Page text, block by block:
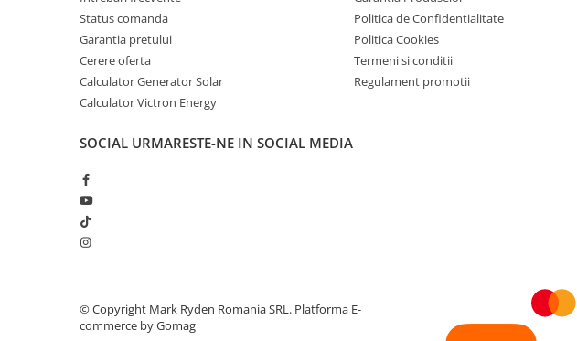
Instrumente de masura
Anemometre
Clampmetre
Detectoare
Tahometre
Termometre
Multimetre de Banc
Status comanda
Garantia pretului
Cerere oferta
Calculator Generator Solar
Calculator Victron Energy
Politica de Confidentialitate
Politica Cookies
Termeni si conditii
Regulament promotii
SOCIAL URMARESTE-NE IN SOCIAL MEDIA
©️ Copyright Mark Ryden Romania SRL. Platforma E-
commerce by Gomag